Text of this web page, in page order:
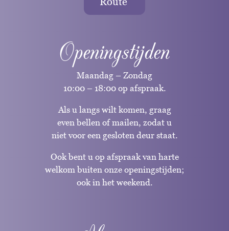
Openingstijden
Maandag – Zondag
10:00 – 18:00 op afspraak.
Als u langs wilt komen, graag
even bellen of mailen, zodat u
niet voor een gesloten deur staat.
Ook bent u op afspraak van harte
welkom buiten onze openingstijden;
ook in het weekend.